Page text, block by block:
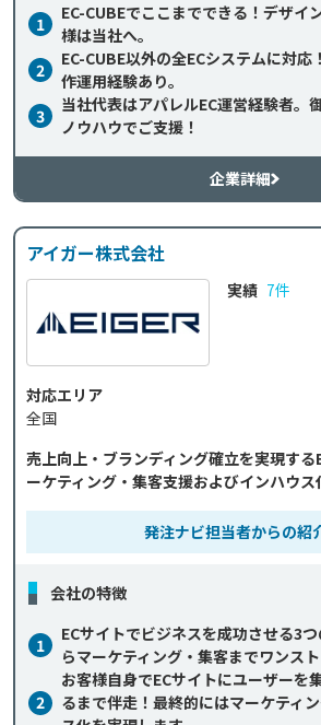
1
EC-CUBEでここまでできる！デザイ
様は当社へ。
2
EC-CUBE以外の全ECシステムに対応
作運用経験あり。
3
当社代表はアパレルEC運営経験者。
ノウハウでご支援！
企業詳細
アイガー株式会社
実績 7件
対応エリア
全国
売上向上・ブランディング確立を実現する
ーケティング・集客支援およびインハウス
発注ナビ担当者からの紹
会社の特徴
1
ECサイトでビジネスを成功させる3
らマーケティング・集客までワンスト
2
お客様自身でECサイトにユーザーを
るまで伴走！最終的にはマーケティ